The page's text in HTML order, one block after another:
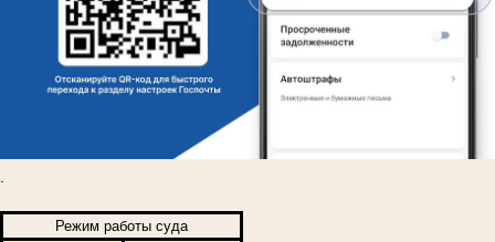
Режим работы суда